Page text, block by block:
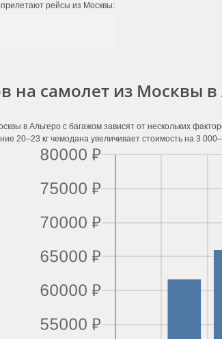
прилетают рейсы из Москвы:
на самолет из Москвы
в Альгеро с багажом зависят от нескольких
20–23 кг чемодана увеличивает стоимость на 3